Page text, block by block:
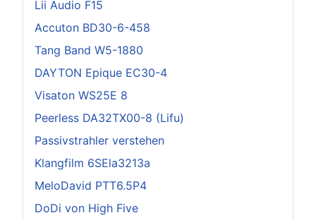
Lii Audio F15
Accuton BD30-6-458
Tang Band W5-1880
DAYTON Epique EC30-4
Visaton WS25E 8
Peerless DA32TX00-8 (Lifu)
Passivstrahler verstehen
Klangfilm 6SEla3213a
MeloDavid PTT6.5P4
DoDi von High Five